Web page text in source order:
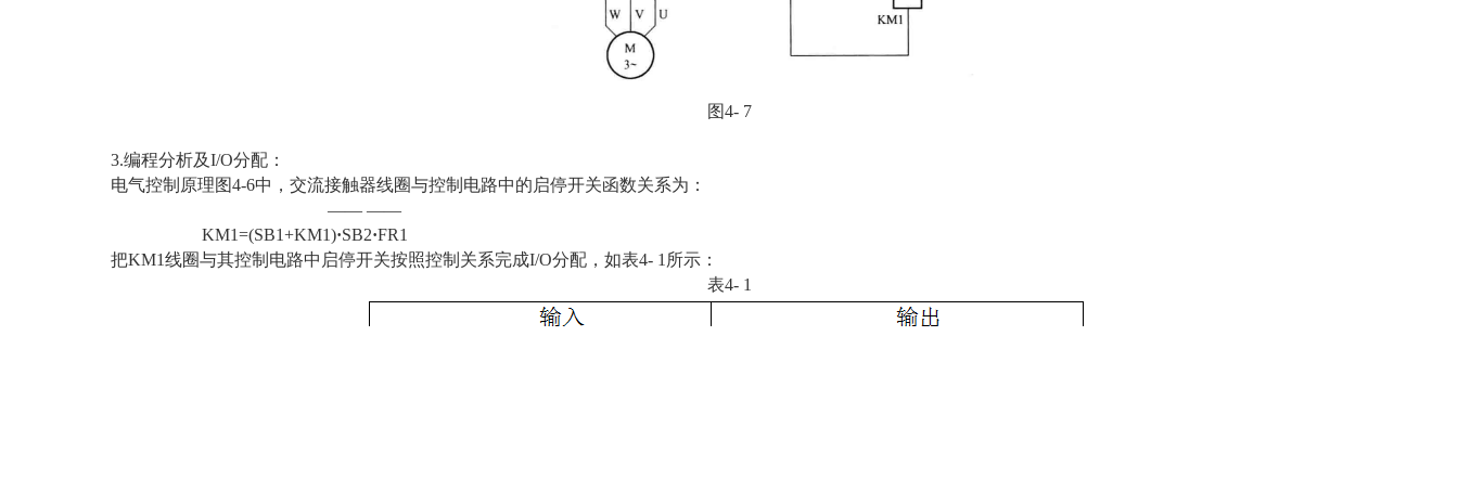
图4- 7
3.编程分析及I/O分配：
电气控制原理图4-6中，交流接触器线圈与控制电路中的启停开关函数关系为：
—— ——
KM1=(SB1+KM1)·SB2·FR1
把KM1线圈与其控制电路中启停开关按照控制关系完成I/O分配，如表4- 1所示：
表4- 1